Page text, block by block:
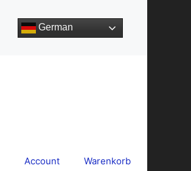
German
Account Warenkorb